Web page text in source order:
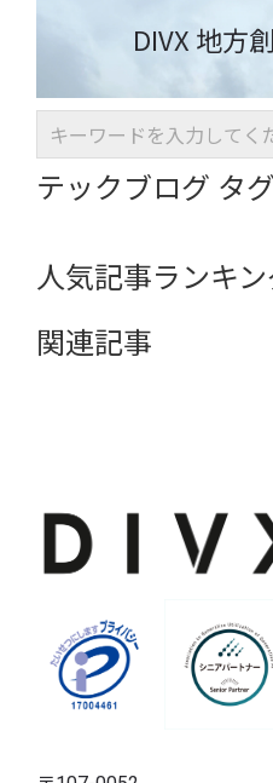
DIVX 地方
テックブログ タ
人気記事ランキン
関連記事